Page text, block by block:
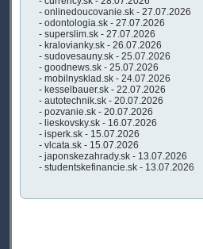
- onlinedoucovanie.sk - 27.07.2026
- odontologia.sk - 27.07.2026
- superslim.sk - 27.07.2026
- kralovianky.sk - 26.07.2026
- sudovesauny.sk - 25.07.2026
- goodnews.sk - 25.07.2026
- mobilnysklad.sk - 24.07.2026
- kesselbauer.sk - 22.07.2026
- autotechnik.sk - 20.07.2026
- pozvanie.sk - 20.07.2026
- lieskovsky.sk - 16.07.2026
- isperk.sk - 15.07.2026
- vlcata.sk - 15.07.2026
- japonskezahrady.sk - 13.07.2026
- studentskefinancie.sk - 13.07.2026